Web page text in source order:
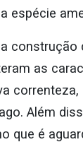
espécie
construção
as
Além
que é